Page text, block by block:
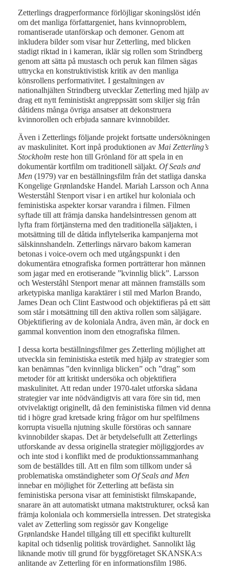
Zetterlings dragperformance förlöjligar skoningslöst idén
om det manliga författargeniet, hans kvinnoproblem,
romantiserade utanförskap och demoner. Genom att
inkludera bilder som visar hur Zetterling, med blicken
stadigt riktad in i kameran, iklär sig rollen som Strindberg
genom att sätta på mustasch och peruk kan filmen sägas
uttrycka en konstruktivistisk kritik av den manliga
könsrollens performativitet. I gestaltningen av
nationalhjälten Strindberg utvecklar Zetterling med hjälp av
drag ett nytt feministiskt angreppssätt som skiljer sig från
dåtidens många övriga ansatser att dekonstruera
kvinnorollen och erbjuda sannare kvinnobilder.
Även i Zetterlings följande projekt fortsatte undersökningen
av maskulinitet. Kort inpå produktionen av Mai Zetterling’s
Stockholm reste hon till Grönland för att spela in en
dokumentär kortfilm om traditionell säljakt. Of Seals and
Men (1979) var en beställningsfilm från det statliga danska
Kongelige Grønlandske Handel. Mariah Larsson och Anna
Westerståhl Stenport visar i en artikel hur koloniala och
feministiska aspekter korsar varandra i filmen. Filmen
syftade till att främja danska handelsintressen genom att
lyfta fram förtjänsterna med den traditionella säljakten, i
motsättning till de dåtida inflytelserika kampanjerna mot
sälskinnshandeln. Zetterlings närvaro bakom kameran
betonas i voice-overn och med utgångspunkt i den
dokumentära etnografiska formen porträtterar hon männen
som jagar med en erotiserande ”kvinnlig blick”. Larsson
och Westerståhl Stenport menar att männen framställs som
arketypiska manliga karaktärer i stil med Marlon Brando,
James Dean och Clint Eastwood och objektifieras på ett sätt
som står i motsättning till den aktiva rollen som säljägare.
Objektifiering av de koloniala Andra, även män, är dock en
gammal konvention inom den etnografiska filmen.
I dessa korta beställningsfilmer ges Zetterling möjlighet att
utveckla sin feministiska estetik med hjälp av strategier som
kan benämnas ”den kvinnliga blicken” och ”drag” som
metoder för att kritiskt undersöka och objektifiera
maskulinitet. Att redan under 1970-talet utforska sådana
strategier var inte nödvändigtvis att vara före sin tid, men
otvivelaktigt originellt, då den feministiska filmen vid denna
tid i högre grad kretsade kring frågor om hur spelfilmens
korrupta visuella njutning skulle förstöras och sannare
kvinnobilder skapas. Det är betydelsefullt att Zetterlings
utforskande av dessa originella strategier möjliggjordes av
och inte stod i konflikt med de produktionssammanhang
som de beställdes till. Att en film som tillkom under så
problematiska omständigheter som Of Seals and Men
innebar en möjlighet för Zetterling att befästa sin
feministiska persona visar att feministiskt filmskapande,
snarare än att automatiskt utmana maktstrukturer, också kan
främja koloniala och kommersiella intressen. Det strategiska
valet av Zetterling som regissör gav Kongelige
Grønlandske Handel tillgång till ett specifikt kulturellt
kapital och tidsenlig politisk trovärdighet. Sannolikt låg
liknande motiv till grund för byggföretaget SKANSKA:s
anlitande av Zetterling för en informationsfilm 1986.